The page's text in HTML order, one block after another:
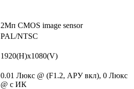
2Mп CMOS image sensor
PAL/NTSC
1920(H)х1080(V)
0.01 Люкс @ (F1.2, АРУ вкл), 0 Люкс
@ с ИК